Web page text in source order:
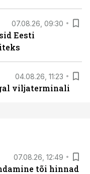
07.08.26, 09:30
Eesti
04.08.26, 11:23
viljaterminali
07.08.26, 12:49
tõi hinnad